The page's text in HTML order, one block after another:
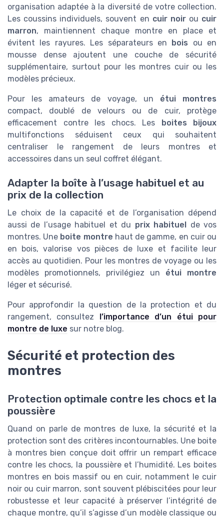
organisation adaptée à la diversité de votre collection.
Les coussins individuels, souvent en cuir noirou cuir
marron, maintiennent chaque montre en place et
évitent les rayures. Les séparateurs en bois ou en
mousse dense ajoutent une couche de sécurité
supplémentaire, surtout pour les montres cuir ou les
modèles précieux.
Pour les amateurs de voyage, un étui montres
compact, doublé de velours ou de cuir, protège
efficacement contre les chocs. Les boites bijoux
multifonctions séduisent ceux qui souhaitent
centraliser le rangement de leurs montres et
accessoires dans un seul coffret élégant.
Adapter la boîte à l’usage habituel et au
prix de la collection
Le choix de la capacité et de l’organisation dépend
aussi de l’usage habituel et du prix habituel
de vos
montres. Une boite montre haut de gamme, en cuir ou
en bois, valorise vos pièces de luxe et facilite leur
accès au quotidien. Pour les montres de voyage ou les
modèles promotionnels, privilégiez un étui montre
léger et sécurisé.
Pour approfondir la question de la protection et du
rangement, consultez
l’importance d’un étui pour
montre de luxe sur notre blog.
Sécurité et protection des
montres
Protection optimale contre les chocs et la
poussière
Quand on parle de montres de luxe, la sécurité et la
protection sont des critères incontournables. Une boite
à montres bien conçue doit offrir un rempart efficace
contre les chocs, la poussière et l’humidité. Les boites
montres en bois massif ou en cuir, notamment le cuir
noir ou cuir marron, sont souvent plébiscitées pour leur
robustesse et leur capacité à préserver l’intégrité de
chaque montre, qu’il s’agisse d’un modèle classique ou